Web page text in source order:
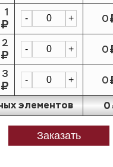
1
- + 0
2
- + 0
3
- + 0
элементов 0
Заказать